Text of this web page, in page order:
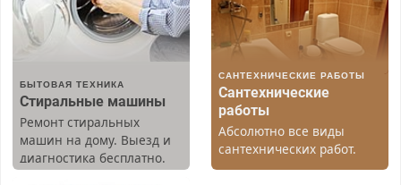
БЫТОВАЯ ТЕХНИКА
Стиральные машины
Ремонт стиральных
машин на дому. Выезд и
диагностика бесплатно.
Предусмотрены скидки.
САНТЕХНИЧЕСКИЕ РАБОТЫ
Сантехнические
работы
Абсолютно все виды
сантехнических работ.
Быстро. Качественно.